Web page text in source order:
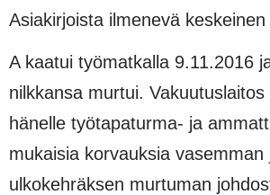
Asiakirjoista ilmenevä
A kaatui työmatkalla 9.11.2016
nilkkansa murtui.
hänelle työtapaturma- ja
mukaisia korvauksia vasemman
ulkokehräksen murtuman